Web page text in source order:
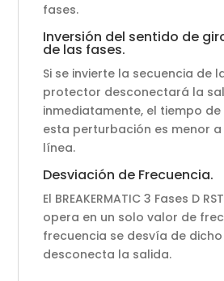
fases.
Inversión del sentido de
de las fases.
Si se invierte la secuencia de
protector desconectará la
inmediatamente, el tiempo
esta perturbación es menor
línea.
Desviación de Frecuencia.
El BREAKERMATIC 3 Fases D
opera en un solo valor de
frecuencia se desvía de
desconecta la salida.